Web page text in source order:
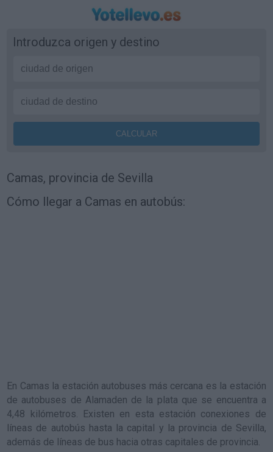
Introduzca origen y destino
Camas, provincia de Sevilla
Cómo llegar a Camas en autobús:
En Camas la estación autobuses más cercana es la estación
de autobuses de Alamaden de la plata que se encuentra a
4,48 kilómetros. Existen en esta estación conexiones de
líneas de autobús hasta la capital y la provincia de Sevilla,
además de líneas de bus hacia otras capitales de provincia.